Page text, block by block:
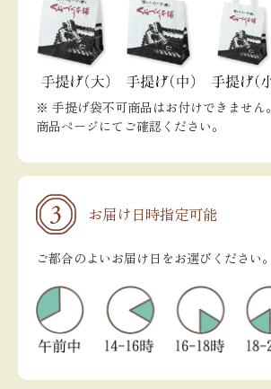
※ 手提げ袋不可商品はお付けできません。
商品ページにてご確認ください。
お届け日時指定可能
ご都合のよいお届け日をお選びください。